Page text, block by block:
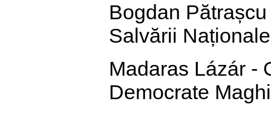
Bogdan
Salvării Naționale
Madaras Lázár -
Democrate